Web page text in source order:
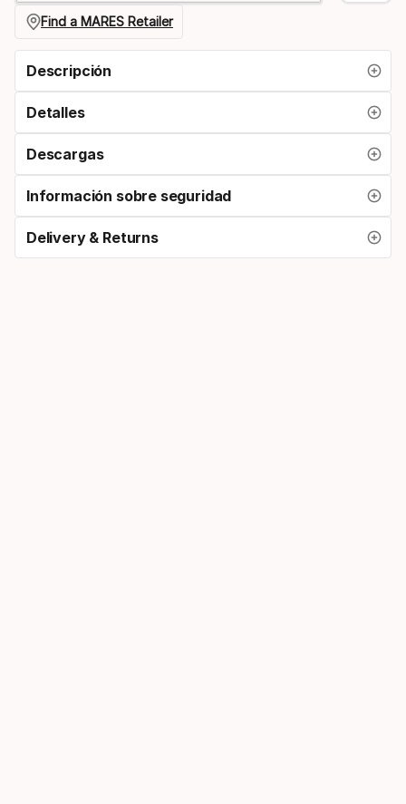
Find a MARES Retailer
Descripción
Detalles
Descargas
Información sobre seguridad
Delivery & Returns